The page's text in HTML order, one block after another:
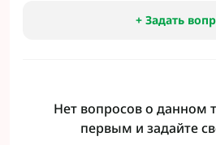
+ Задать
Нет вопросов о данном
первым и задайте